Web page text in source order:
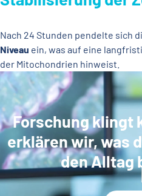
Nach 24 Stunden pendelte sich
Niveau ein, was auf eine
der Mitochondrien hinweist.
Forschung klingt
erklären wir, was
den Alltag